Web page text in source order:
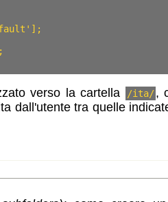
verso la cartella /ita/ ,
dall'utente tra quelle